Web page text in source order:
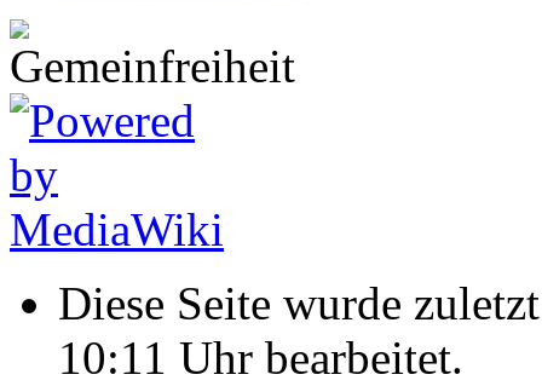
Diese Seite wurde
10:11 Uhr bearbeitet.